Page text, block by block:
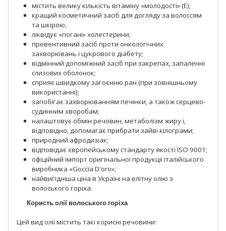
містить велику кількість вітаміну «молодості» (Е);
кращий косметичний засіб для догляду за волоссям
та шкірою;
ліквідує «погані» холестерини;
превентивний засіб проти онкологічних
захворювань і цукрового діабету;
відмінний допоміжний засіб при закрепах, запаленні
слизових оболонок;
сприяє швидкому загоєнню ран (при зовнішньому
використанні);
запобігає захворюванням печінки, а також серцево-
судинним хворобам;
налаштовує обмін речовин, метаболізм жиру і,
відповідно, допомагає прибрати зайві кілограми;
природний афродизіак;
відповідає європейському стандарту якості ISO 9001;
офіційний імпорт оригінальної продукції італійського
виробника «Goccia D'oro»;
найвигідніша ціна в Україні на елітну олію з
волоського горіха.
Користь олії волоського горіха
Цей вид олії містить такі корисні речовини: